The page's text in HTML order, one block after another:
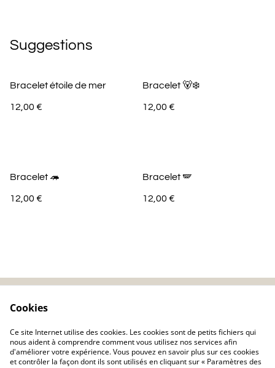
Suggestions
Bracelet étoile de mer
12,00 €
Bracelet 🐻‍❄️
12,00 €
Bracelet 🦔
12,00 €
Bracelet 🪽
12,00 €
confidentialité
Cookies
Ce site Internet utilise des cookies. Les cookies sont de petits fichiers qui
nous aident à comprendre comment vous utilisez nos services afin
d'améliorer votre expérience. Vous pouvez en savoir plus sur ces cookies
et contrôler la façon dont ils sont utilisés en cliquant sur « Paramètres des